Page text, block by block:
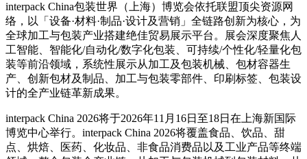
interpack China包装世界（上海）博览会依托联盟顶尖资源网
络，以「设备·材料·制品·设计及营销」全链路创新为核心，为
全球加工与包装产业搭建绝佳贸易展示平台。展会深度聚焦人
工智能、智能化/自动化/数字化包装、可持续/个性化/轻量化包
装等前沿领域，系统性展示从加工及包装机械、包材容器生
产、创新包材及制品、加工与包装零部件、印刷标签、包装设
计的全产业链革新成果。
interpack China 2026将于2026年11月16日至18日在上海新国际
博览中心举行。interpack China 2026将覆盖食品、饮品、甜
点、烘焙、医药、化妆品、非食品消费品以及工业产品等终端